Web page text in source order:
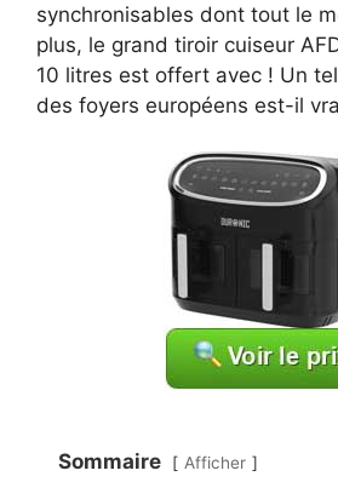
synchronisables dont tout le
plus, le grand tiroir cuiseur
10 litres est offert avec ! Un
des foyers européens est-il
Sommaire Afficher